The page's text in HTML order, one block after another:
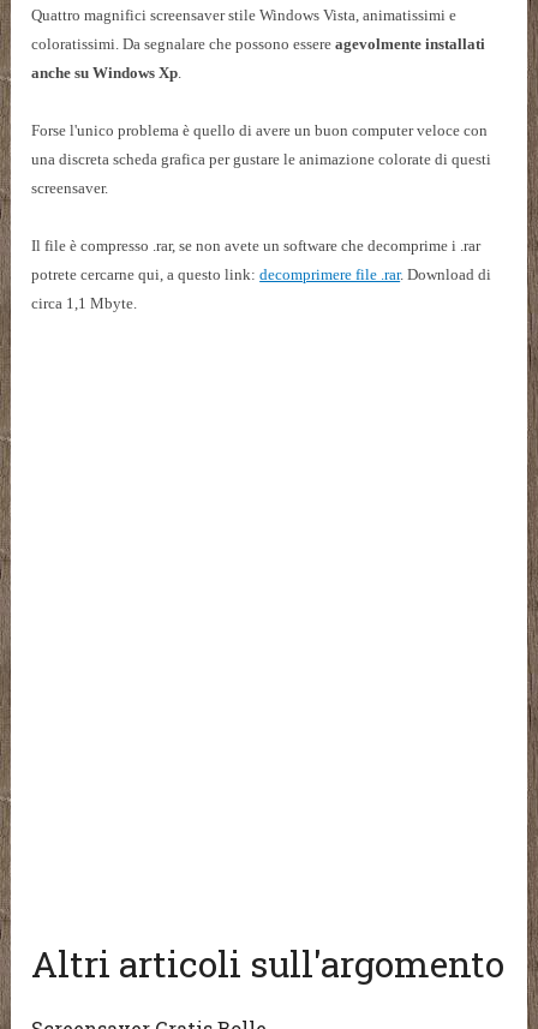
Quattro magnifici screensaver stile Windows Vista, animatissimi e
coloratissimi. Da segnalare che possono essereagevolmente installati
anche su Windows Xp.
Forse l'unico problema è quello di avere un buon computer veloce con
una discreta scheda grafica per gustare le animazione colorate di questi
screensaver.
Il file è compresso .rar, se non avete un software che decomprime i .rar
potrete cercarne qui, a questo link:decomprimere file .rar. Download di
circa 1,1 Mbyte.
Altri articoli sull'argomento